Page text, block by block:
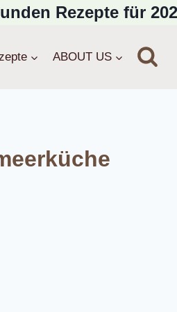
Rezepte für
ABOUT US